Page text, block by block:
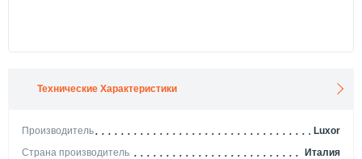
Технические Характеристики
Производитель
Luxor
Страна производитель
Италия